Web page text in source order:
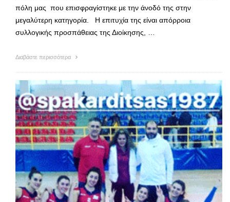
πόλη μας που επισφραγίστηκε με την άνοδό της στην
μεγαλύτερη κατηγορία. Η επιτυχία της είναι απόρροια
συλλογικής προσπάθειας της Διοίκησης, …
Διαβάστε περισσότερα